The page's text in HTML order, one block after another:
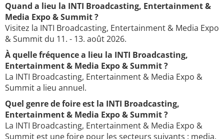
Quand a lieu la INTI Broadcasting, Entertainment &
Media Expo & Summit ?
Visitez la INTI Broadcasting, Entertainment & Media Expo
& Summit du 11. - 13. août 2026.
À quelle fréquence a lieu la INTI Broadcasting,
Entertainment & Media Expo & Summit ?
La INTI Broadcasting, Entertainment & Media Expo &
Summit a lieu annuel.
Quel genre de foire est la INTI Broadcasting,
Entertainment & Media Expo & Summit ?
La INTI Broadcasting, Entertainment & Media Expo &
Summit est une foire pour les secteurs suivants : media,